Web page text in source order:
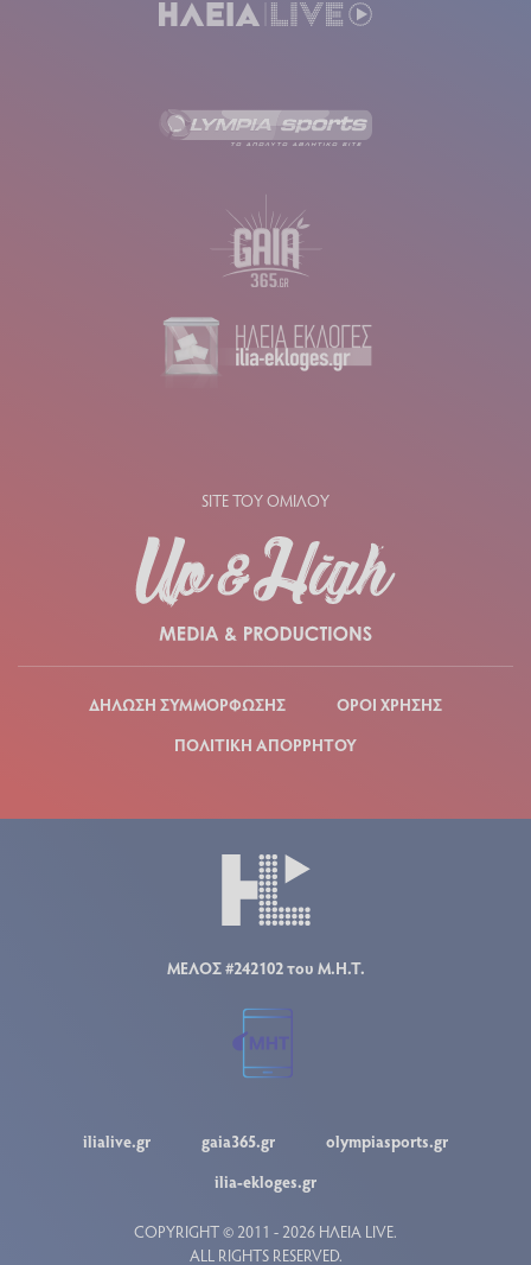
SITE ΤΟΥ ΟΜΙΛΟΥ
ΔΗΛΩΣΗ ΣΥΜΜΟΡΦΩΣΗΣ
ΟΡΟΙ ΧΡΗΣΗΣ
ΠΟΛΙΤΙΚΗ ΑΠΟΡΡΗΤΟΥ
ΜΕΛΟΣ #242102 του Μ.Η.Τ.
ilialive.gr gaia365.gr
olympiasports.gr
ilia-ekloges.gr
COPYRIGHT © 2011 - 2026 ΗΛΕΙΑ LIVE.
ALL RIGHTS RESERVED.